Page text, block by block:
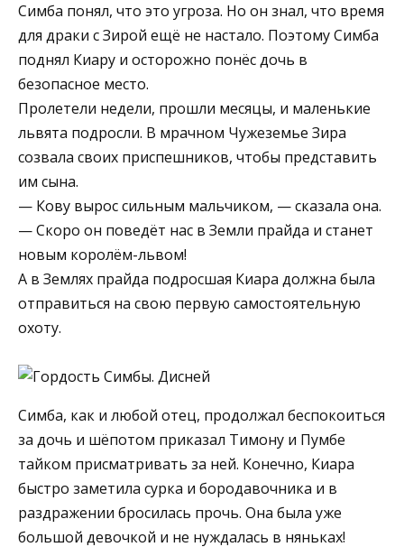
Симба понял, что это угроза. Но он знал, что время
для драки с Зирой ещё не настало. Поэтому Симба
поднял Киару и осторожно понёс дочь в
безопасное место.
Пролетели недели, прошли месяцы, и маленькие
львята подросли. В мрачном Чужеземье Зира
созвала своих приспешников, чтобы представить
им сына.
— Кову вырос сильным мальчиком, — сказала она.
— Скоро он поведёт нас в Земли прайда и станет
новым королём-львом!
А в Землях прайда подросшая Киара должна была
отправиться на свою первую самостоятельную
охоту.
Симба, как и любой отец, продолжал беспокоиться
за дочь и шёпотом приказал Тимону и Пумбе
тайком присматривать за ней. Конечно, Киара
быстро заметила сурка и бородавочника и в
раздражении бросилась прочь. Она была уже
большой девочкой и не нуждалась в няньках!